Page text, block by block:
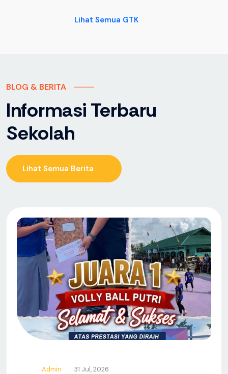
Lihat Semua GTK
BLOG & BERITA
Informasi Terbaru
Sekolah
Lihat Semua Berita
Admin 31 Jul, 2026